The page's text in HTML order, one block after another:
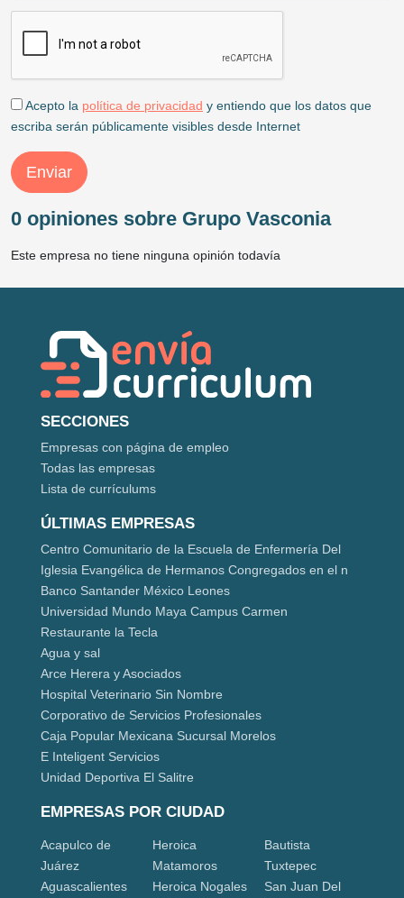
Acepto la política de privacidad y entiendo que los datos que
escriba serán públicamente visibles desde Internet
Enviar
0 opiniones sobre Grupo Vasconia
Este empresa no tiene ninguna opinión todavía
SECCIONES
Empresas con página de empleo
Todas las empresas
Lista de currículums
ÚLTIMAS EMPRESAS
Centro Comunitario de la Escuela de Enfermería Del
Iglesia Evangélica de Hermanos Congregados en el n
Banco Santander México Leones
Universidad Mundo Maya Campus Carmen
Restaurante la Tecla
Agua y sal
Arce Herera y Asociados
Hospital Veterinario Sin Nombre
Corporativo de Servicios Profesionales
Caja Popular Mexicana Sucursal Morelos
E Inteligent Servicios
Unidad Deportiva El Salitre
EMPRESAS POR CIUDAD
Acapulco de
Juárez
Aguascalientes
Heroica
Matamoros
Heroica Nogales
Bautista
Tuxtepec
San Juan Del